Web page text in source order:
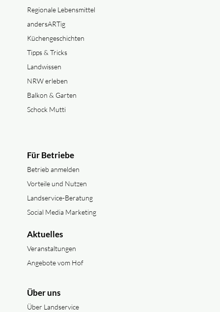
Regionale Lebensmittel
andersARTig
Küchengeschichten
Tipps & Tricks
Landwissen
NRW erleben
Balkon & Garten
Schock Mutti
Für Betriebe
Betrieb anmelden
Vorteile und Nutzen
Landservice-Beratung
Social Media Marketing
Aktuelles
Veranstaltungen
Angebote vom Hof
Über uns
Über Landservice